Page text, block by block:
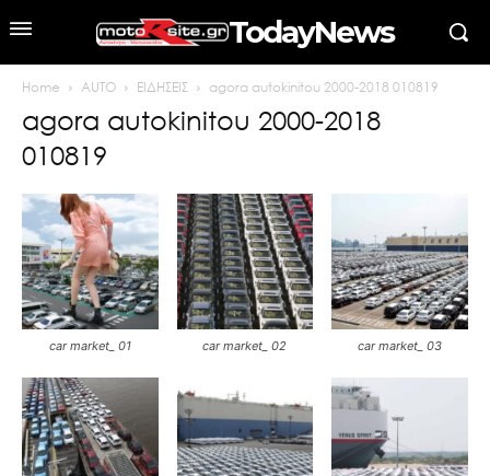
TodayNews
Home AUTO ΕΙΔΗΣΕΙΣ agora autokinitou 2000-2018 010819
agora autokinitou 2000-2018
010819
car market_ 01 car market_ 02 car market_ 03